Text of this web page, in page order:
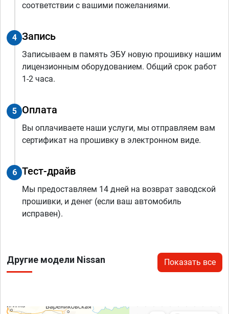
соответствии с вашими пожеланиями.
4 Запись
Записываем в память ЭБУ новую прошивку нашим
лицензионным оборудованием. Общий срок работ
1-2 часа.
5 Оплата
Вы оплачиваете наши услуги, мы отправляем вам
сертификат на прошивку в электронном виде.
6 Тест-драйв
Мы предоставляем 14 дней на возврат заводской
прошивки, и денег (если ваш автомобиль
исправен).
Другие модели Nissan Показать все